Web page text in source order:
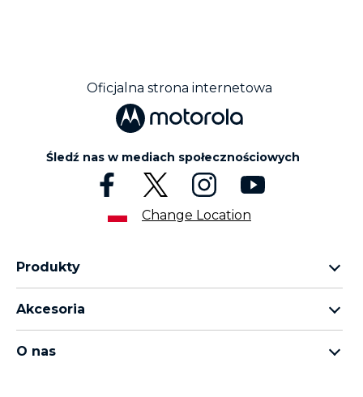
Oficjalna strona internetowa
Śledź nas w mediach społecznościowych
Change Location
Produkty
rodzina moto g
Akcesoria
O nas